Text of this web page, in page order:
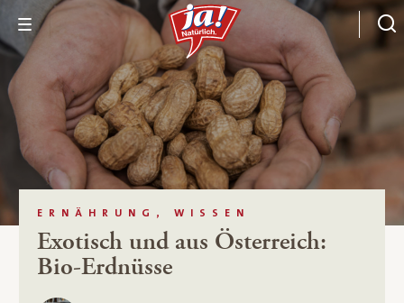
ERNÄHRUNG, WISSEN
Exotisch und aus Österreich:
Bio-Erdnüsse